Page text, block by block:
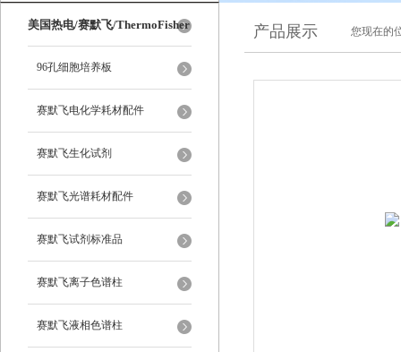
美国热电/赛默飞/ThermoFisher
96孔细胞培养板
赛默飞电化学耗材配件
赛默飞生化试剂
赛默飞光谱耗材配件
赛默飞试剂标准品
赛默飞离子色谱柱
赛默飞液相色谱柱
产品展示 您现在的